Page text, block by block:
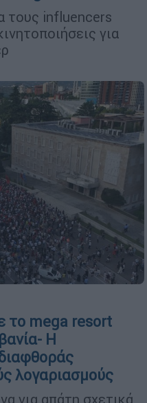
τους influencers
για
το mega resort
Η
λογαριασμούς
για απάτη σχετικά